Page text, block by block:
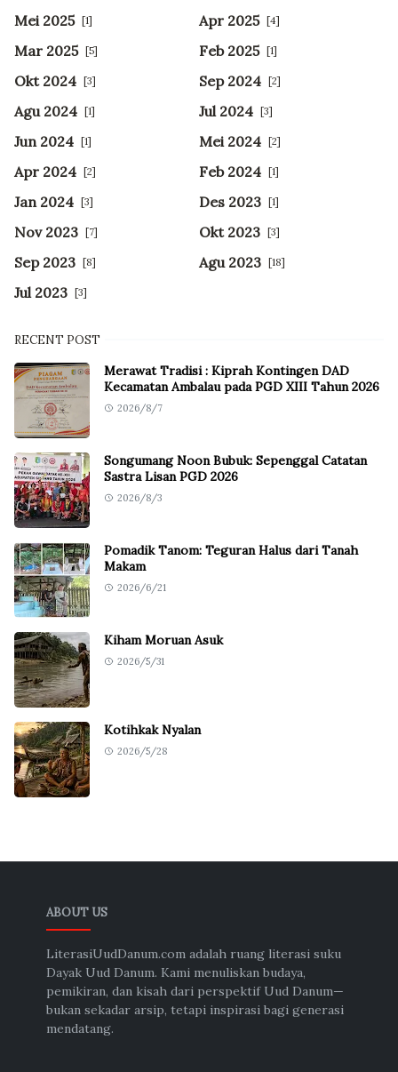
Mei 2025 [1] Apr 2025 [4]
Mar 2025 [5] Feb 2025 [1]
Okt 2024 [3] Sep 2024 [2]
Agu 2024 [1] Jul 2024 [3]
Jun 2024 [1] Mei 2024 [2]
Apr 2024 [2] Feb 2024 [1]
Jan 2024 [3] Des 2023 [1]
Nov 2023 [7] Okt 2023 [3]
Sep 2023 [8] Agu 2023 [18]
Jul 2023 [3]
RECENT POST
Merawat Tradisi : Kiprah Kontingen DAD
Kecamatan Ambalau pada PGD XIII Tahun 2026
2026/8/7
Songumang Noon Bubuk: Sepenggal Catatan
Sastra Lisan PGD 2026
2026/8/3
Pomadik Tanom: Teguran Halus dari Tanah
Makam
2026/6/21
Kiham Moruan Asuk
2026/5/31
Kotihkak Nyalan
2026/5/28
ABOUT US
LiterasiUudDanum.com adalah ruang literasi suku
Dayak Uud Danum. Kami menuliskan budaya,
pemikiran, dan kisah dari perspektif Uud Danum—
bukan sekadar arsip, tetapi inspirasi bagi generasi
mendatang.